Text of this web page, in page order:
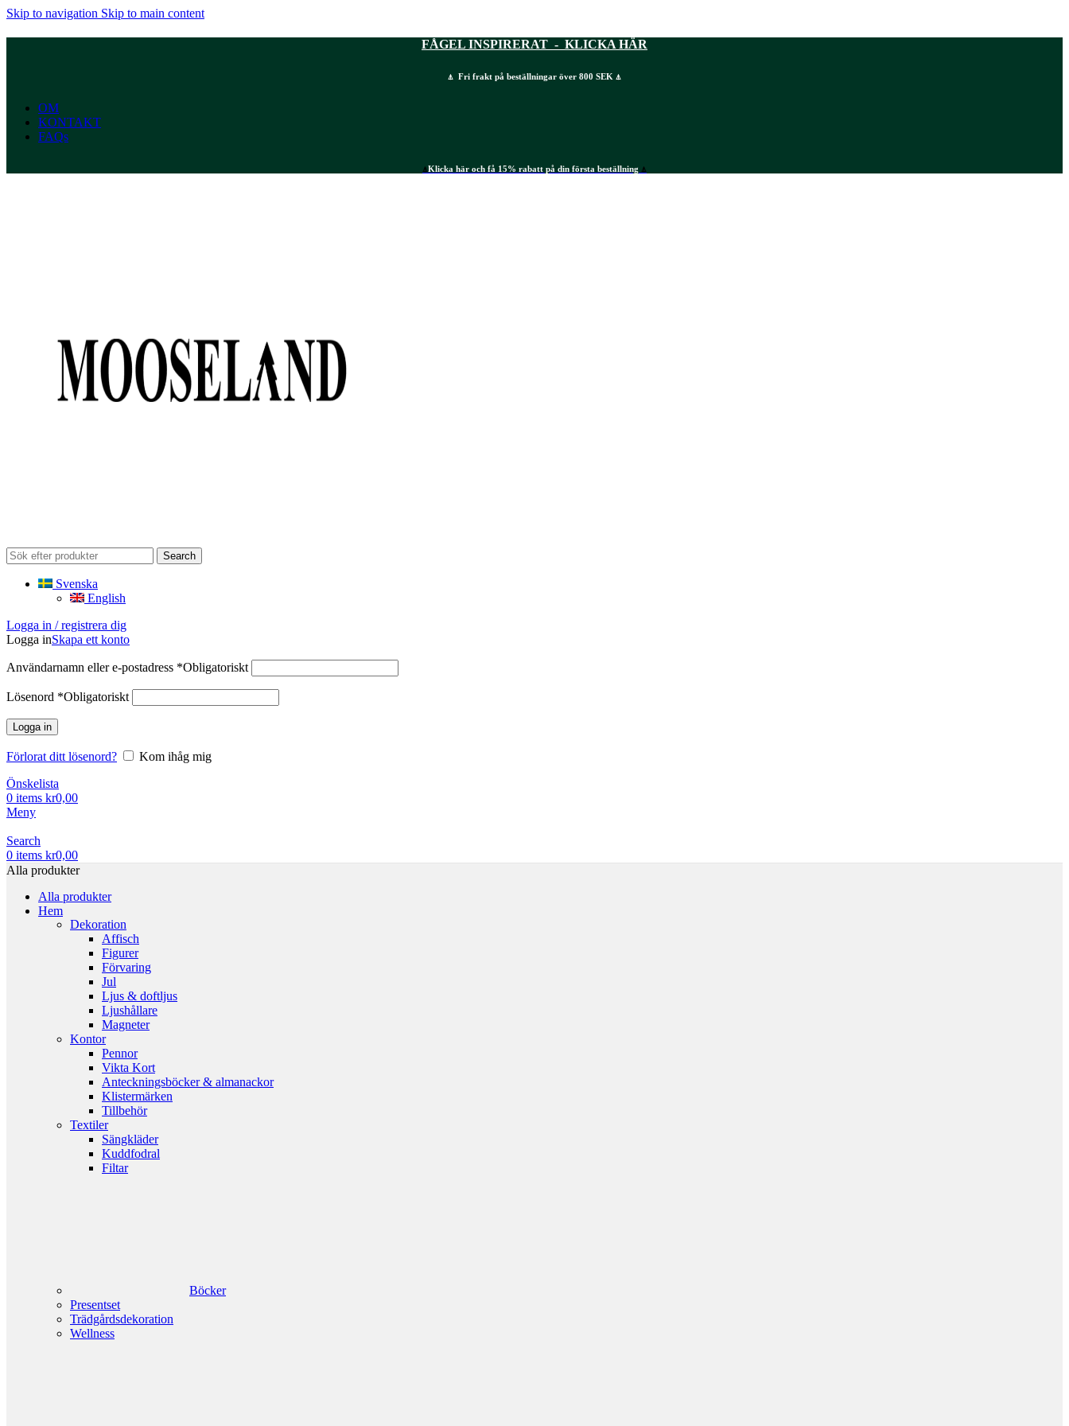
Skip to navigation Skip to main content
FÅGEL INSPIRERAT - KLICKA HÄR
⍋ Fri frakt på beställningar över 800 SEK ⍋
OM
KONTAKT
FAQs
⍋Klicka här och få 15% rabatt på din första beställning ⍋
Search
Svenska
English
Logga in / registrera dig
Logga inSkapa ett konto
Användarnamn eller e-postadress *Obligatoriskt
Lösenord *Obligatoriskt
Logga in
Förlorat ditt lösenord?
Kom ihåg mig
Önskelista
0 items kr0,00
Meny
Search
0 items kr0,00
Alla produkter
Alla produkter
Hem
Dekoration
Affisch
Figurer
Förvaring
Jul
Ljus & doftljus
Ljushållare
Magneter
Kontor
Pennor
Vikta Kort
Anteckningsböcker & almanackor
Klistermärken
Tillbehör
Textiler
Sängkläder
Kuddfodral
Filtar
Böcker
Presentset
Trädgårdsdekoration
Wellness